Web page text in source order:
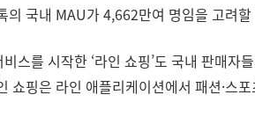
의 국내 MAU가 4,662만여 명임을 고려
스를 시작한 ‘라인 쇼핑’도 국내 판매자
쇼핑은 라인 애플리케이션에서 패션·스